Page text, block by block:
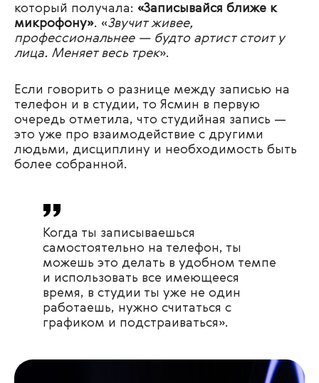
который получала: «Записывайся ближе к
микрофону». «Звучит живее,
профессиональнее — будто артист стоит у
лица. Меняет весь трек».
Если говорить о разнице между записью на
телефон и в студии, то Ясмин в первую
очередь отметила, что студийная запись —
это уже про взаимодействие с другими
людьми, дисциплину и необходимость быть
более собранной.
Когда ты записываешься
самостоятельно на телефон, ты
можешь это делать в удобном темпе
и использовать все имеющееся
время, в студии ты уже не один
работаешь, нужно считаться с
графиком и подстраиваться».